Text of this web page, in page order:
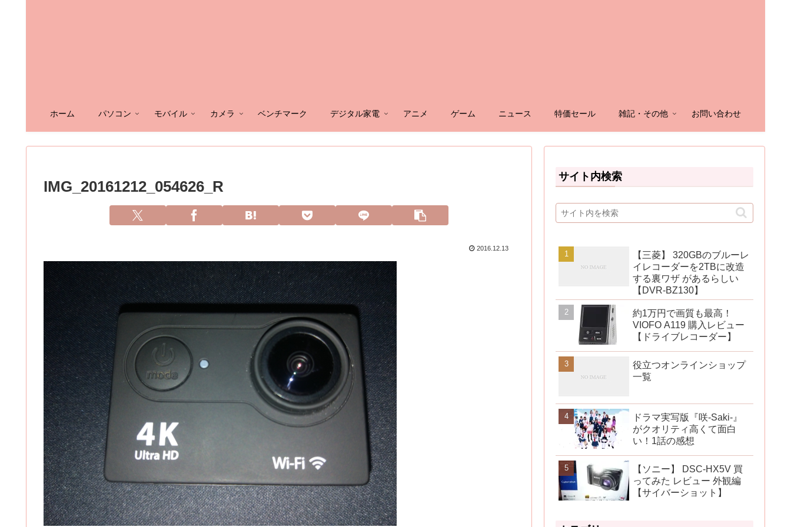
ホーム パソコン モバイル カメラ ベンチマーク デジタル家電 アニメ ゲーム ニュース 特価セール 雑記・その他 お問い合わせ
IMG_20161212_054626_R
2016.12.13
サイト内検索
【三菱】 320GBのブルーレ
イレコーダーを2TBに改造
する裏ワザ があるらしい
【DVR-BZ130】
約1万円で画質も最高！
VIOFO A119 購入レビュー
【ドライブレコーダー】
役立つオンラインショップ
一覧
ドラマ実写版『咲-Saki-』
がクオリティ高くて面白
い！1話の感想
【ソニー】 DSC-HX5V 買
ってみた レビュー 外観編
【サイバーショット】